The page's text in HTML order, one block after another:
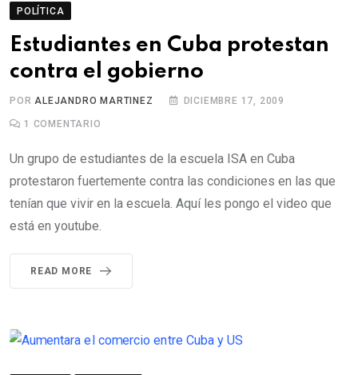
POLÍTICA
Estudiantes en Cuba protestan
contra el gobierno
PORALEJANDRO MARTINEZ DICIEMBRE 17, 2009
1 COMENTARIO
Un grupo de estudiantes de la escuela ISA en Cuba
protestaron fuertemente contra las condiciones en las que
tenían que vivir en la escuela. Aquí les pongo el video que
está en youtube.
READ MORE